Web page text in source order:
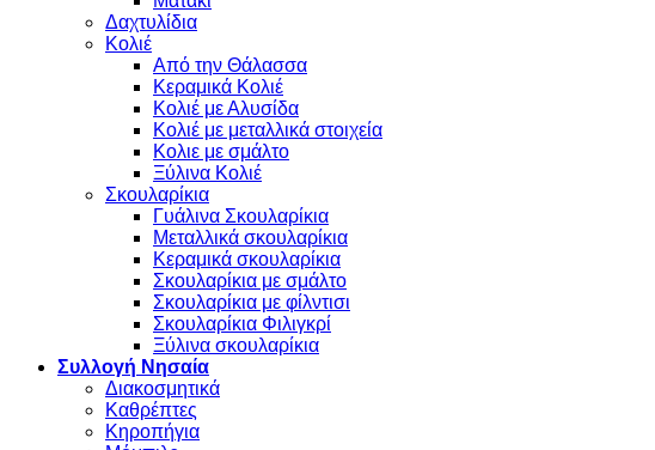
Δαχτυλίδια
Κολιέ
Από την Θάλασσα
Κεραμικά Κολιέ
Κολιέ με Αλυσίδα
Κολιέ με μεταλλικά στοιχεία
Κολιε με σμάλτο
Ξύλινα Κολιέ
Σκουλαρίκια
Γυάλινα Σκουλαρίκια
Μεταλλικά σκουλαρίκια
Κεραμικά σκουλαρίκια
Σκουλαρίκια με σμάλτο
Σκουλαρίκια με φίλντισι
Σκουλαρίκια Φιλιγκρί
Ξύλινα σκουλαρίκια
Συλλογή Νησαία
Διακοσμητικά
Καθρέπτες
Κηροπήγια